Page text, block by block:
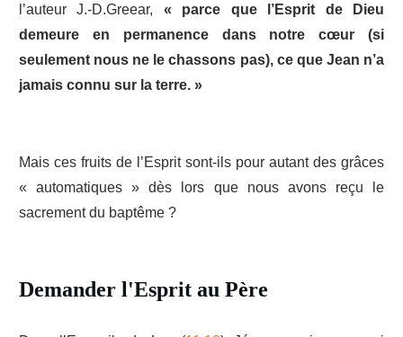
l’auteur J.-D.Greear, « parce que l’Esprit de Dieu
demeure en permanence dans notre cœur (si
seulement nous ne le chassons pas), ce que Jean n’a
jamais connu sur la terre. »
Mais ces fruits de l’Esprit sont-ils pour autant des grâces
« automatiques » dès lors que nous avons reçu le
sacrement du baptême ?
Demander l'Esprit au Père